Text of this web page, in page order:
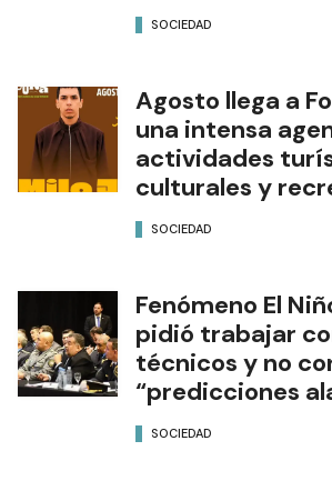
SOCIEDAD
Agosto llega a
una intensa
actividades
culturales y
SOCIEDAD
Fenómeno El
pidió trabajar
técnicos y no
“predicciones
SOCIEDAD